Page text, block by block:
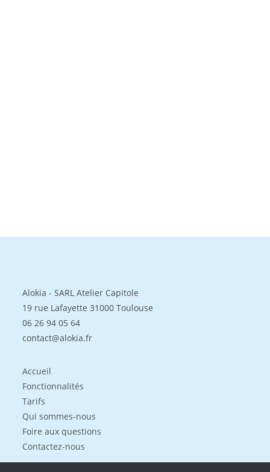
Alokia - SARL Atelier Capitole
19 rue Lafayette 31000 Toulouse
06 26 94 05 64
contact@alokia.fr
Accueil
Fonctionnalités
Tarifs
Qui sommes-nous
Foire aux questions
Contactez-nous